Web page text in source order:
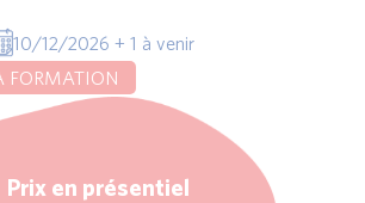
10/12/2026 + 1 à venir
FORMATION
Prix en présentiel